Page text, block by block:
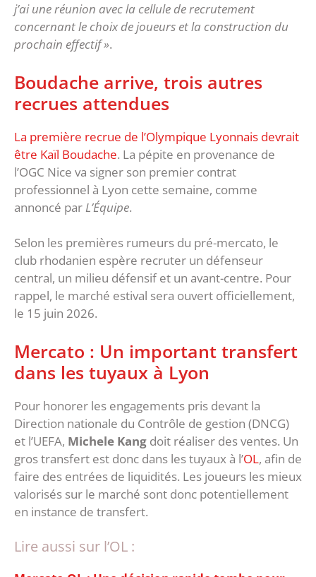
j’ai une réunion avec la cellule de recrutement
concernant le choix de joueurs et la construction du
prochain effectif ».
Boudache arrive, trois autres
recrues attendues
La première recrue de l’Olympique Lyonnais devrait
être Kaïl Boudache. La pépite en provenance de
l’OGC Nice va signer son premier contrat
professionnel à Lyon cette semaine, comme
annoncé par L’Équipe.
Selon les premières rumeurs du pré-mercato, le
club rhodanien espère recruter un défenseur
central, un milieu défensif et un avant-centre. Pour
rappel, le marché estival sera ouvert officiellement,
le 15 juin 2026.
Mercato : Un important transfert
dans les tuyaux à Lyon
Pour honorer les engagements pris devant la
Direction nationale du Contrôle de gestion (DNCG)
et l’UEFA, Michele Kang doit réaliser des ventes. Un
gros transfert est donc dans les tuyaux à l’OL, afin de
faire des entrées de liquidités. Les joueurs les mieux
valorisés sur le marché sont donc potentiellement
en instance de transfert.
Lire aussi sur l’OL :